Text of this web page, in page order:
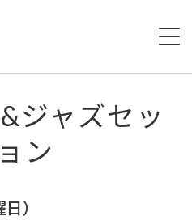
HOMEジャズセッ
ン
）